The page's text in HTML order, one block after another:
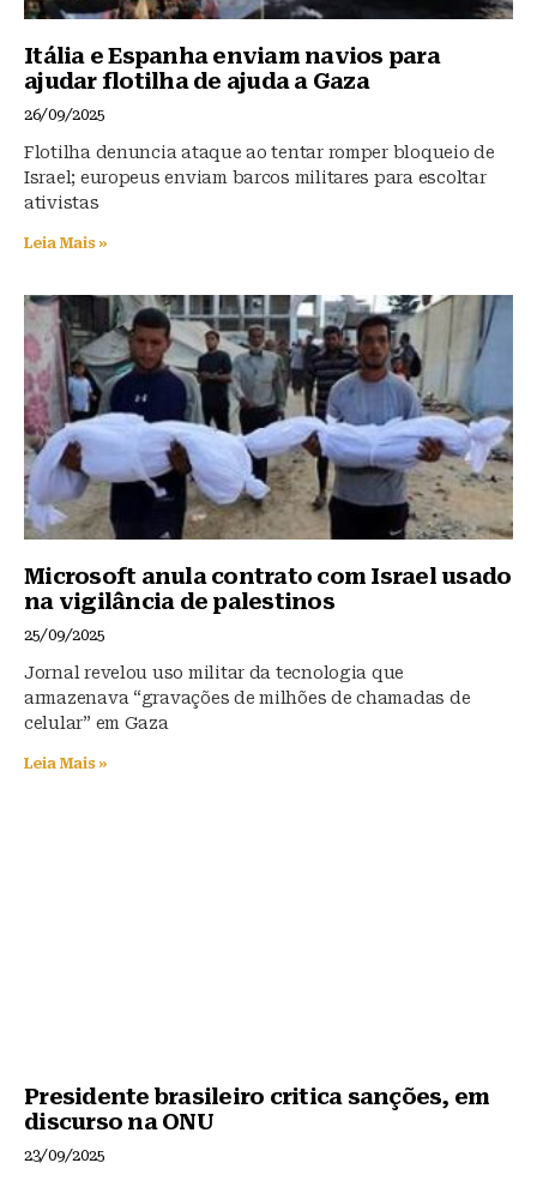
Itália e Espanha enviam navios para
ajudar flotilha de ajuda a Gaza
26/09/2025
Flotilha denuncia ataque ao tentar romper bloqueio de
Israel; europeus enviam barcos militares para escoltar
ativistas
Leia Mais »
Microsoft anula contrato com Israel usado
na vigilância de palestinos
25/09/2025
Jornal revelou uso militar da tecnologia que
armazenava “gravações de milhões de chamadas de
celular” em Gaza
Leia Mais »
Presidente brasileiro critica sanções, em
discurso na ONU
23/09/2025